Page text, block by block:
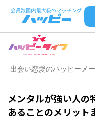
出会い恋愛のハッピーメ
メンタルが強い人の
あることのメリット